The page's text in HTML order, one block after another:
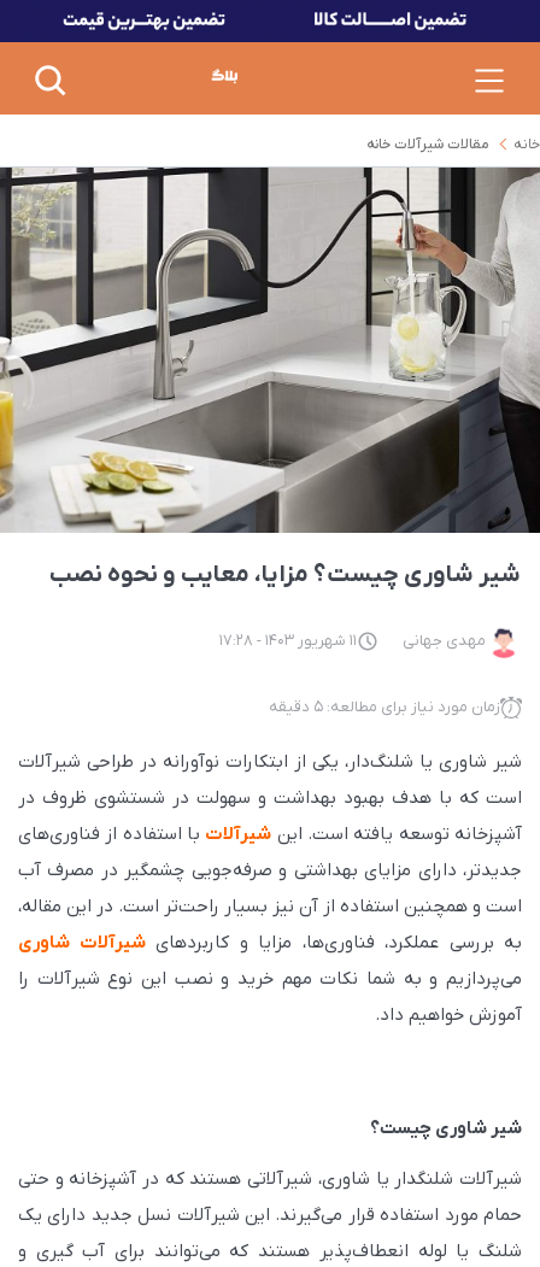
خانه مقالات شیرآلات خانه
شیر شاوری چیست؟ مزایا، معایب و نحوه نصب
مهدی جهانی 11 شهریور 1403 - 17:28
زمان مورد نیاز برای مطالعه: 5 دقیقه
شیر شاوری یا شلنگ‌دار، یکی از ابتکارات نوآورانه در طراحی شیرآلات
است که با هدف بهبود بهداشت و سهولت در شستشوی ظروف در
آشپزخانه توسعه یافته است. این شیرآلات با استفاده از فناوری‌های
جدیدتر، دارای مزایای بهداشتی و صرفه‌جویی چشمگیر در مصرف آب
است و همچنین استفاده از آن نیز بسیار راحت‌تر است. در این مقاله،
به بررسی عملکرد، فناوری‌ها، مزایا و کاربردهایشیرآلات شاوری
می‌پردازیم و به شما نکات مهم خرید و نصب این نوع شیرآلات را
آموزش خواهیم داد.
شیر شاوری چیست؟
شیرآلات شلنگدار یا شاوری، شیرآلاتی هستند که در آشپزخانه و حتی
حمام مورد استفاده قرار می‌گیرند. این شیرآلات نسل جدید دارای یک
شلنگ یا لوله انعطاف‌پذیر هستند که می‌توانند برای آب گیری و